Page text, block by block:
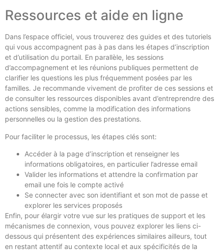
Ressources et aide en ligne
Dans l’espace officiel, vous trouverez des guides et des tutoriels
qui vous accompagnent pas à pas dans les étapes d’inscription
et d’utilisation du portail. En parallèle, les sessions
d’accompagnement et les réunions publiques permettent de
clarifier les questions les plus fréquemment posées par les
familles. Je recommande vivement de profiter de ces sessions et
de consulter les ressources disponibles avant d’entreprendre des
actions sensibles, comme la modification des informations
personnelles ou la gestion des prestations.
Pour faciliter le processus, les étapes clés sont:
Accéder à la page d’inscription et renseigner les
informations obligatoires, en particulier l’adresse email
Valider les informations et attendre la confirmation par
email une fois le compte activé
Se connecter avec son identifiant et son mot de passe et
explorer les services proposés
Enfin, pour élargir votre vue sur les pratiques de support et les
mécanismes de connexion, vous pouvez explorer les liens ci-
dessous qui présentent des expériences similaires ailleurs, tout
en restant attentif au contexte local et aux spécificités de la